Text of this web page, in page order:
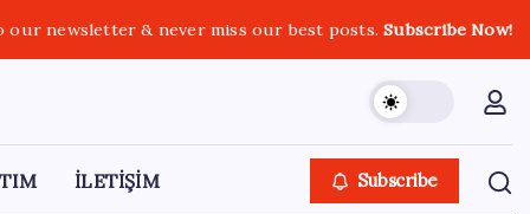
our newsletter & never miss our best posts.Subscribe Now!
İLETİŞİM Subscribe